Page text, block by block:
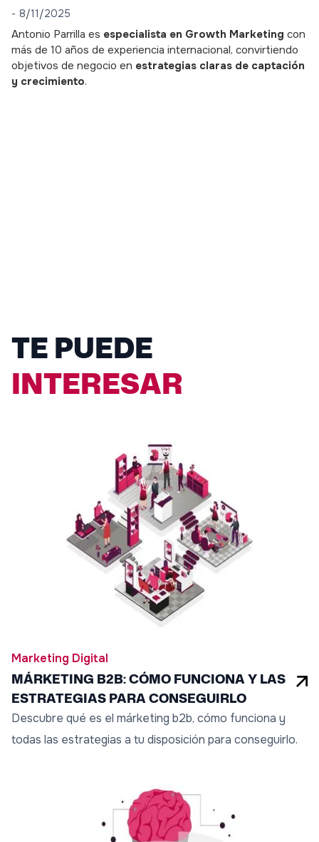
- 8/11/2025
Antonio Parrilla es especialista en Growth Marketing con
más de 10 años de experiencia internacional, convirtiendo
objetivos de negocio en estrategias claras de captación
y crecimiento.
TE PUEDE
INTERESAR
Marketing Digital
MÁRKETING B2B: CÓMO FUNCIONA Y LAS
ESTRATEGIAS PARA CONSEGUIRLO
Descubre qué es el márketing b2b, cómo funciona y
todas las estrategias a tu disposición para conseguirlo.